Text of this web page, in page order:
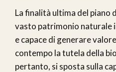
La finalità ultima del piano
vasto patrimonio naturale
e capace di generare
contempo la tutela della
pertanto, si sposta sulla